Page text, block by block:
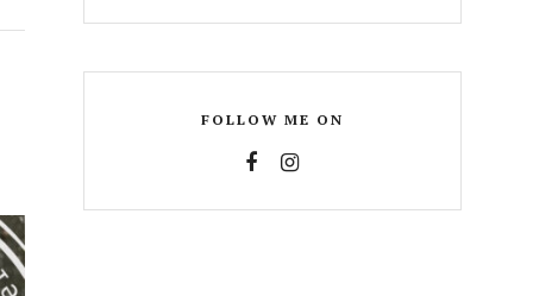
FOLLOW ME ON